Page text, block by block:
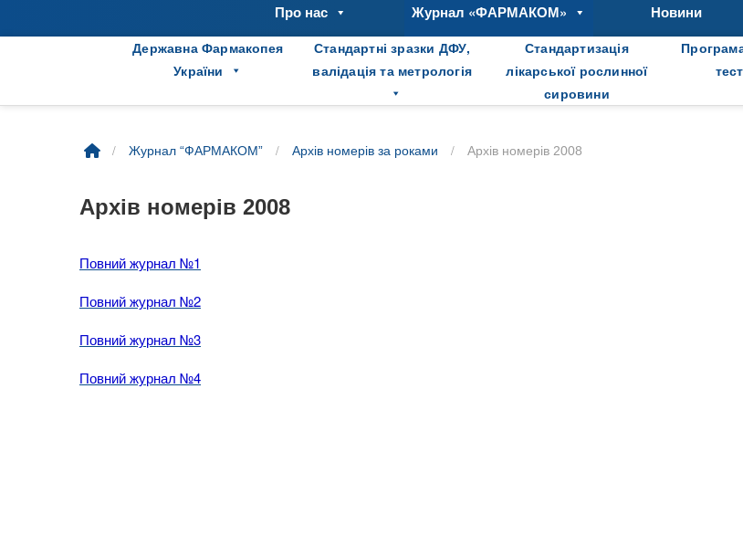
Про нас Журнал «ФАРМАКОМ» Новини
Державна Фармакопея
України
Стандартні зразки ДФУ,
валідація та метрологія
Стандартизація
лікарської рослинної
сировини
/ Журнал “ФАРМАКОМ” / Архів номерів за роками / Архів номерів 2008
Архів номерів 2008
Повний журнал №1
Повний журнал №2
Повний журнал №3
Повний журнал №4